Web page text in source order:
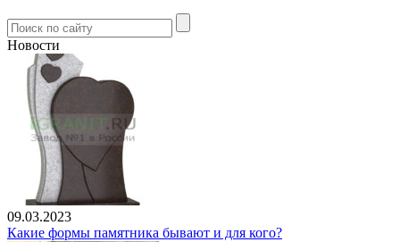
Новости
09.03.2023
Какие формы памятника бывают и для кого?